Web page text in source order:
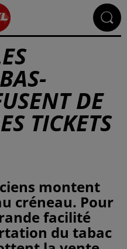
DE
TICKETS
montent
créneau. Pour
facilité
du tabac